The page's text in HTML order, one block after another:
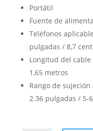
Portátil
Fuente de
Teléfonos
pulgadas / 8,7
Longitud del
1,65 metros
Rango de
2.36 pulgadas / 5-